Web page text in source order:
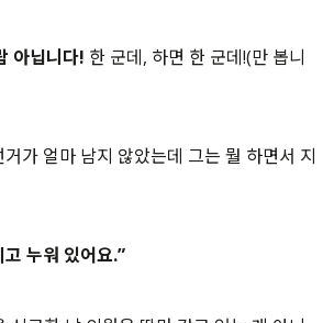
아닙니다! 한 군데, 하면 한 군데!(만 봅니
거가 얼마 남지 않았는데 그는 뭘 하면서 지
누워 있어요.”